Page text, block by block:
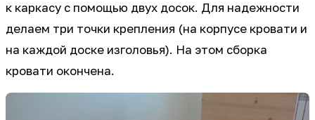
к каркасу с помощью двух досок. Для надежности
делаем три точки крепления (на корпусе кровати и
на каждой доске изголовья). На этом сборка
кровати окончена.